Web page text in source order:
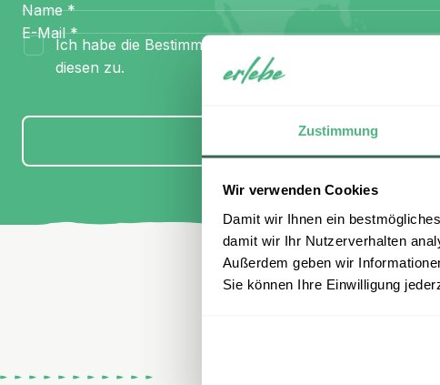
Zustimmung
Wir verwenden Cookies
Damit wir Ihnen ein
damit wir Ihr Nutzerverhalten
Außerdem geben wir
Sie können Ihre Einwilligung
Name *
E-Mail *
Ich habe die Bestimmungen zum
diesen zu.
Anmelden